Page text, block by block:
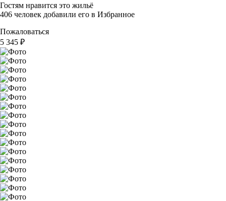
Гостям нравится это жильё
406 человек добавили его в Избранное
Пожаловаться
5 345 ₽